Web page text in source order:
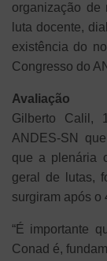
organização de
luta docente,
existência do
Congresso do
Avaliação
Gilberto Calil,
ANDES-SN
que a plenária
geral de lutas,
surgiram após o
“É importante
Conad é,